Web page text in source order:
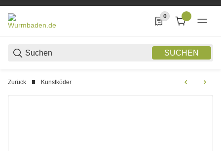
SUCHEN
0
0 Produkte in der
Zurück Kunstköder